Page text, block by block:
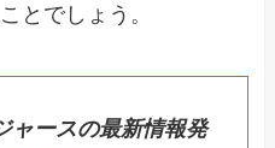
とでしょう。
ャースの最新情報発